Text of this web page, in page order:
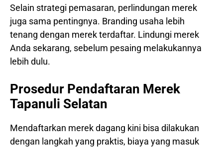
Selain strategi pemasaran, perlindungan merek
juga sama pentingnya. Branding usaha lebih
tenang dengan merek terdaftar. Lindungi merek
Anda sekarang, sebelum pesaing melakukannya
lebih dulu.
Prosedur Pendaftaran Merek
Tapanuli Selatan
Mendaftarkan merek dagang kini bisa dilakukan
dengan langkah yang praktis, biaya yang masuk